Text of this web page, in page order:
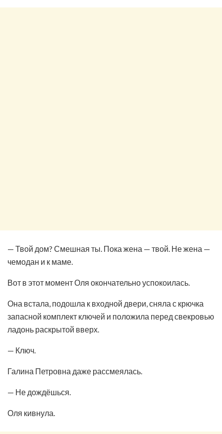
— Твой дом? Смешная ты. Пока жена — твой. Не жена —
чемодан и к маме.
Вот в этот момент Оля окончательно успокоилась.
Она встала, подошла к входной двери, сняла с крючка
запасной комплект ключей и положила перед свекровью
ладонь раскрытой вверх.
— Ключ.
Галина Петровна даже рассмеялась.
— Не дождёшься.
Оля кивнула.